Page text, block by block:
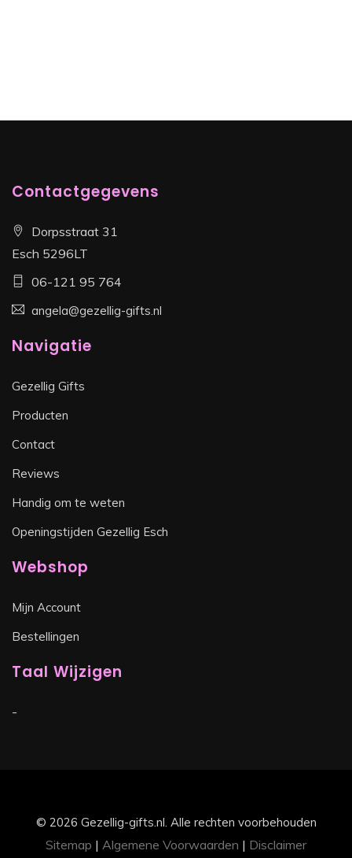
Contactgegevens
Dorpsstraat 31
Esch 5296LT
06-121 95 764
angela@gezellig-gifts.nl
Navigatie
Gezellig Gifts
Producten
Contact
Reviews
Handig om te weten
Openingstijden Gezellig Esch
Webshop
Mijn Account
Bestellingen
Taal Wijzigen
-
© 2026 Gezellig-gifts.nl. Alle rechten voorbehouden
Sitemap | Algemene Voorwaarden | Disclaimer